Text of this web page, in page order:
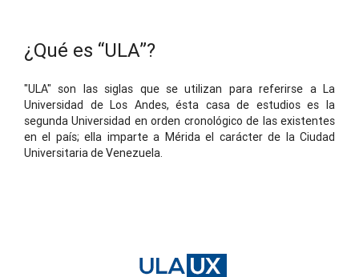
¿Qué es “ULA”?
"ULA" son las siglas que se utilizan para referirse a La
Universidad de Los Andes, ésta casa de estudios es la
segunda Universidad en orden cronológico de las existentes
en el país; ella imparte a Mérida el carácter de la Ciudad
Universitaria de Venezuela.